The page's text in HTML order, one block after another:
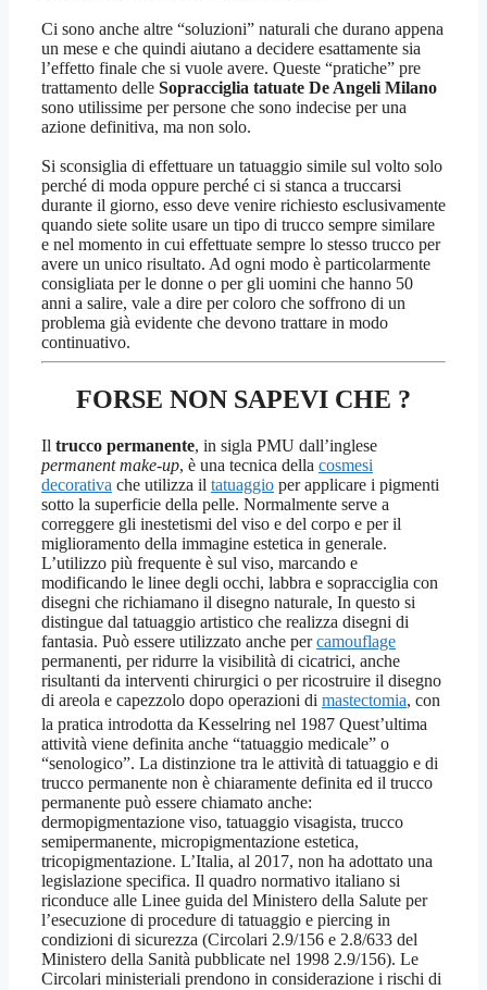
Ci sono anche altre “soluzioni” naturali che durano appena
un mese e che quindi aiutano a decidere esattamente sia
l’effetto finale che si vuole avere. Queste “pratiche” pre
trattamento delle Sopracciglia tatuate De Angeli Milano
sono utilissime per persone che sono indecise per una
azione definitiva, ma non solo.
Si sconsiglia di effettuare un tatuaggio simile sul volto solo
perché di moda oppure perché ci si stanca a truccarsi
durante il giorno, esso deve venire richiesto esclusivamente
quando siete solite usare un tipo di trucco sempre similare
e nel momento in cui effettuate sempre lo stesso trucco per
avere un unico risultato. Ad ogni modo è particolarmente
consigliata per le donne o per gli uomini che hanno 50
anni a salire, vale a dire per coloro che soffrono di un
problema già evidente che devono trattare in modo
continuativo.
FORSE NON SAPEVI CHE ?
Il trucco permanente, in sigla PMU dall’inglese
permanent make-up, è una tecnica della cosmesi
decorativa che utilizza il tatuaggio per applicare i pigmenti
sotto la superficie della pelle. Normalmente serve a
correggere gli inestetismi del viso e del corpo e per il
miglioramento della immagine estetica in generale.
L’utilizzo più frequente è sul viso, marcando e
modificando le linee degli occhi, labbra e sopracciglia con
disegni che richiamano il disegno naturale, In questo si
distingue dal tatuaggio artistico che realizza disegni di
fantasia. Può essere utilizzato anche percamouflage
permanenti, per ridurre la visibilità di cicatrici, anche
risultanti da interventi chirurgici o per ricostruire il disegno
di areola e capezzolo dopo operazioni di mastectomia, con
la pratica introdotta da Kesselring nel 1987 Quest’ultima
attività viene definita anche “tatuaggio medicale” o
“senologico”. La distinzione tra le attività di tatuaggio e di
trucco permanente non è chiaramente definita ed il trucco
permanente può essere chiamato anche:
dermopigmentazione viso, tatuaggio visagista, trucco
semipermanente, micropigmentazione estetica,
tricopigmentazione. L’Italia, al 2017, non ha adottato una
legislazione specifica. Il quadro normativo italiano si
riconduce alle Linee guida del Ministero della Salute per
l’esecuzione di procedure di tatuaggio e piercing in
condizioni di sicurezza (Circolari 2.9/156 e 2.8/633 del
Ministero della Sanità pubblicate nel 1998 2.9/156). Le
Circolari ministeriali prendono in considerazione i rischi di